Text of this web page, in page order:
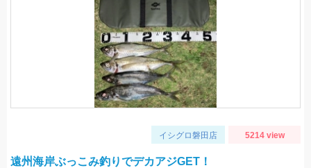
イシグロ磐田店 5214 view
遠州海岸ぶっこみ釣りでデカアジGET！